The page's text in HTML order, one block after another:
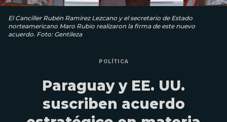
El Canciller Rubén Ramírez Lezcano y el secretario de Estado
norteamericano Maro Rubio realizaron la firma de este nuevo
acuerdo. Foto: Gentileza
POLÍTICA
Paraguay y EE. UU.
suscriben acuerdo